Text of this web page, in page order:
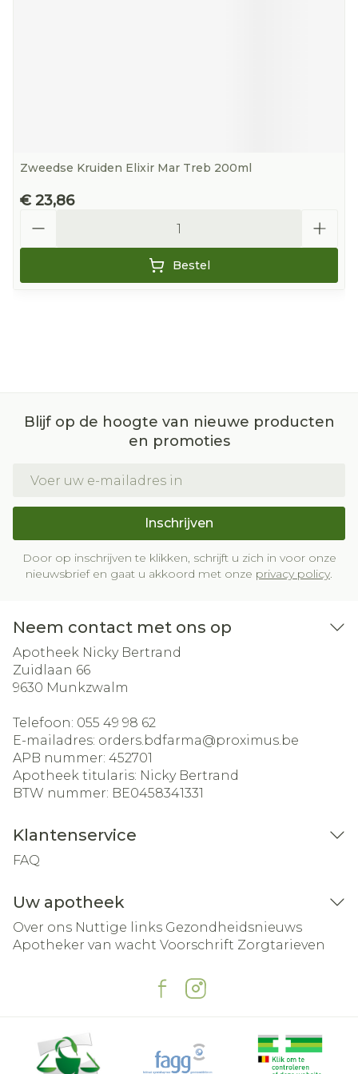
Zweedse Kruiden Elixir Mar Treb 200ml
€ 23,86
Bestel
Blijf op de hoogte van nieuwe producten
en promoties
Inschrijven
Door op inschrijven te klikken, schrijft u zich in voor onze
nieuwsbrief en gaat u akkoord met onze privacy policy.
Neem contact met ons op
Apotheek Nicky Bertrand
Zuidlaan 66
9630 Munkzwalm
Telefoon: 055 49 98 62
E-mailadres: orders.bdfarma@proximus.be
APB nummer: 452701
Apotheek titularis: Nicky Bertrand
BTW nummer: BE0458341331
Klantenservice
FAQ
Uw apotheek
Over ons Nuttige links Gezondheidsnieuws
Apotheker van wacht Voorschrift Zorgtarieven